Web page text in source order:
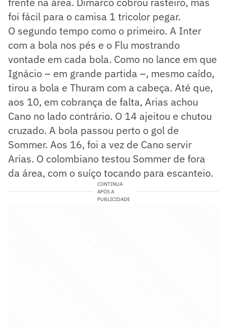
foi fácil para o camisa 1 tricolor pegar.
O segundo tempo como o primeiro. A Inter
com a bola nos pés e o Flu mostrando
vontade em cada bola. Como no lance em que
Ignácio – em grande partida –, mesmo caído,
tirou a bola e Thuram com a cabeça. Até que,
aos 10, em cobrança de falta, Arias achou
Cano no lado contrário. O 14 ajeitou e chutou
cruzado. A bola passou perto o gol de
Sommer. Aos 16, foi a vez de Cano servir
Arias. O colombiano testou Sommer de fora
da área, com o suíço tocando para escanteio.
CONTINUA
APÓS A
PUBLICIDADE